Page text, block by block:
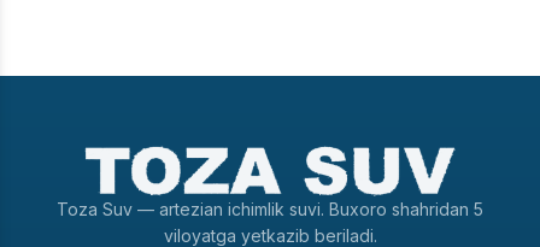
Toza Suv — artezian ichimlik suvi. Buxoro shahridan 5
viloyatga yetkazib beriladi.